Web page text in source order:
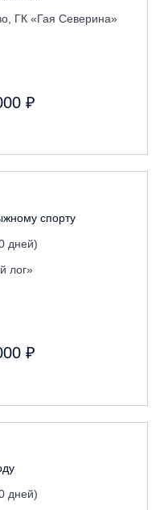
ГК «Гая Северина»
₽
спорту
дней)
лог»
₽
дней)